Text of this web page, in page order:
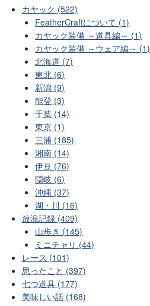
カヤック (522)
FeatherCraftについて (1)
カヤック装備 ～道具編～ (1)
カヤック装備 ～ウェア編～ (1)
北海道 (7)
東北 (6)
新潟 (9)
能登 (3)
千葉 (14)
東京 (1)
三浦 (185)
湘南 (14)
伊豆 (76)
隠岐 (6)
沖縄 (37)
湖・川 (16)
放浪記録 (409)
山歩き (145)
ミニチャリ (44)
レース (101)
思ったこと (397)
七つ道具 (177)
美味しい話 (168)